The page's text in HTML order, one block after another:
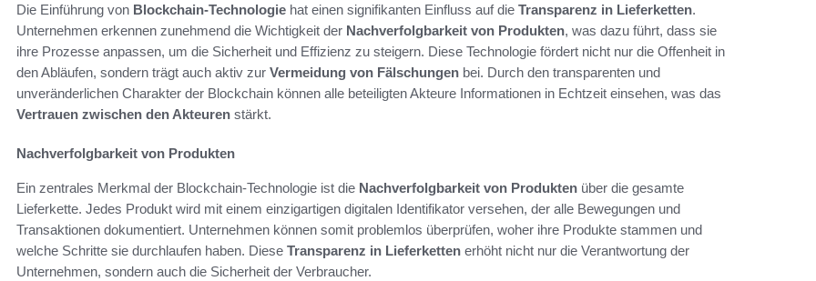
Die Einführung von Blockchain-Technologie hat einen signifikanten Einfluss auf die Transparenz in Lieferketten.
Unternehmen erkennen zunehmend die Wichtigkeit der Nachverfolgbarkeit von Produkten, was dazu führt, dass sie
ihre Prozesse anpassen, um die Sicherheit und Effizienz zu steigern. Diese Technologie fördert nicht nur die Offenheit in
den Abläufen, sondern trägt auch aktiv zur Vermeidung von Fälschungen bei. Durch den transparenten und
unveränderlichen Charakter der Blockchain können alle beteiligten Akteure Informationen in Echtzeit einsehen, was das
Vertrauen zwischen den Akteuren stärkt.
Nachverfolgbarkeit von Produkten
Ein zentrales Merkmal der Blockchain-Technologie ist die Nachverfolgbarkeit von Produkten über die gesamte
Lieferkette. Jedes Produkt wird mit einem einzigartigen digitalen Identifikator versehen, der alle Bewegungen und
Transaktionen dokumentiert. Unternehmen können somit problemlos überprüfen, woher ihre Produkte stammen und
welche Schritte sie durchlaufen haben. Diese Transparenz in Lieferketten erhöht nicht nur die Verantwortung der
Unternehmen, sondern auch die Sicherheit der Verbraucher.